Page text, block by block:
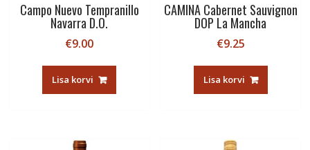
Campo Nuevo Tempranillo
Navarra D.O.
€9.00
Lisa korvi
CAMINA Cabernet Sauvignon
DOP La Mancha
€9.25
Lisa korvi